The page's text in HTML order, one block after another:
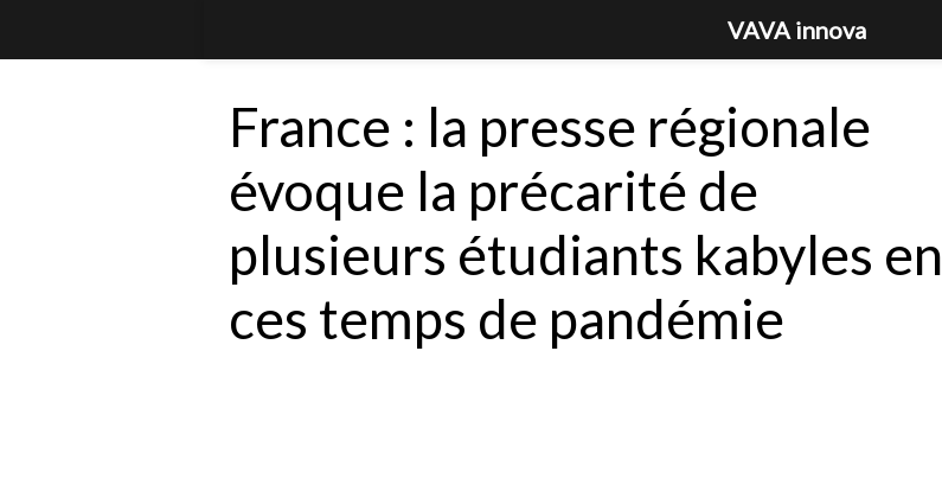
France : la presse régionale
évoque la précarité de
plusieurs étudiants kabyles en
ces temps de pandémie
VAVA innova